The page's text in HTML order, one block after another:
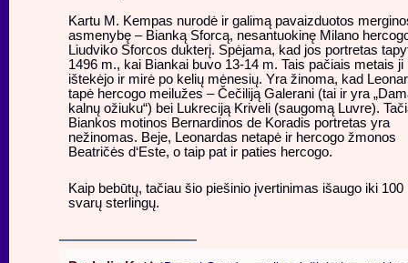
Kartu M. Kempas nurodė ir galimą pavaizduotos
asmenybę – Bianką Sforcą, nesantuokinę Milano
Liudviko Sforcos dukterį. Spėjama, kad jos portretas
1496 m., kai Biankai buvo 13-14 m. Tais pačiais metais ji
ištekėjo ir mirė po kelių mėnesių. Yra žinoma, kad
tapė hercogo meilužes – Čečiliją Galerani (tai ir yra
kalnų ožiuku“) bei Lukreciją Kriveli (saugomą Luvre).
Biankos motinos Bernardinos de Koradis portretas yra
nežinomas. Beje, Leonardas netapė ir hercogo žmonos
Beatričės d‘Este, o taip pat ir paties hercogo.
Kaip bebūtų, tačiau šio piešinio įvertinimas išaugo iki 100
svarų sterlingų.